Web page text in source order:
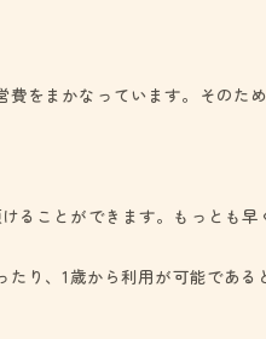
をまかなっています。その
ることができます。もっとも
り、1歳から利用が可能である